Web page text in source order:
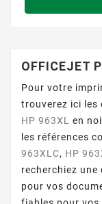
OFFICEJET
Pour votre
trouverez ici les
HP 963XL
en
les références
963XLC, HP
recherchiez
pour vos